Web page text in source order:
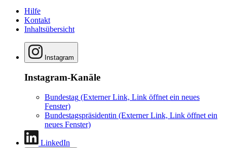
Hilfe
Kontakt
Inhaltsübersicht
Instagram
Instagram-Kanäle
Bundestag (Externer Link, Link öffnet ein neues
Fenster)
Bundestagspräsidentin (Externer Link, Link öffnet ein
neues Fenster)
LinkedIn